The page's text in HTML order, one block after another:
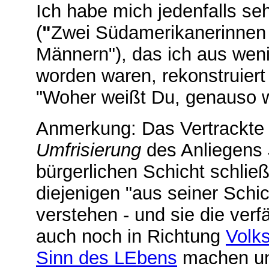
Ich habe mich jedenfalls
("Zwei
Männern"), das ich aus
worden waren,
"Woher weißt Du, genauso
Anmerkung: Das
Umfrisierung des
bürgerlichen Schicht
diejenigen "aus seiner
verstehen - und sie die
auch noch in Richtung
Sinn des LEbens machen